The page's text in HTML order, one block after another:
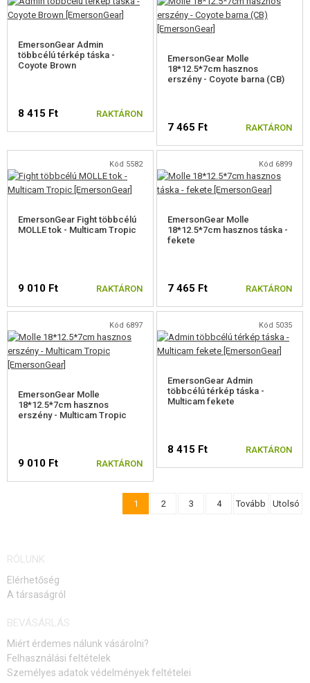
EmersonGear Admin
többcélú térkép táska -
Coyote Brown
8 415 Ft RAKTÁRON
EmersonGear Molle
18*12.5*7cm hasznos
erszény - Coyote barna (CB)
7 465 Ft RAKTÁRON
Kód 5582
EmersonGear Fight többcélú
MOLLE tok - Multicam Tropic
9 010 Ft RAKTÁRON
Kód 6899
EmersonGear Molle
18*12.5*7cm hasznos táska -
fekete
7 465 Ft RAKTÁRON
Kód 6897
EmersonGear Molle
18*12.5*7cm hasznos
erszény - Multicam Tropic
9 010 Ft RAKTÁRON
Kód 5035
EmersonGear Admin
többcélú térkép táska -
Multicam fekete
8 415 Ft RAKTÁRON
1 2 3 4 Tovább Utolsó
RÓLUNK
Elérhetőség
A társaságról
BEVÁSÁRLÁS
Miért érdemes nálunk vásárolni?
Felhasználási feltételek
Személyes adatok védelmények feltételei